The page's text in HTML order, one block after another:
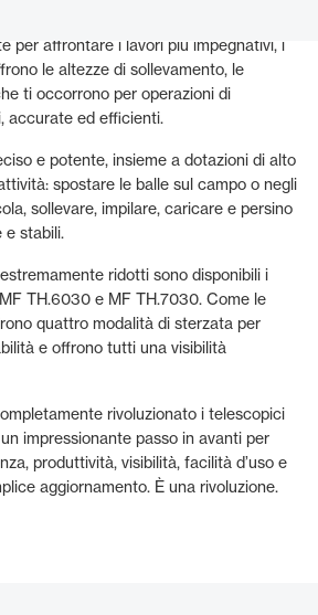
per affrontare i lavori più impegnativi, i
le altezze di sollevamento, le
ti occorrono per operazioni di
accurate ed efficienti.
e potente, insieme a dotazioni di alto
spostare le balle sul campo o negli
sollevare, impilare, caricare e persino
e stabili.
ridotti sono disponibili i
TH.6030 e MF TH.7030. Come le
quattro modalità di sterzata per
e offrono tutti una visibilità
rivoluzionato i telescopici
impressionante passo in avanti per
produttività, visibilità, facilità d’uso e
aggiornamento. È una rivoluzione.